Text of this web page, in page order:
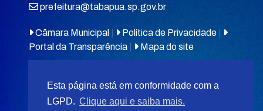
Esta página está em conformidade com a
LGPD. Clique aqui e saiba mais.
prefeitura@tabapua.sp.gov.br
Câmara Municipal Política de Privacidade
Portal da Transparência
Mapa do site